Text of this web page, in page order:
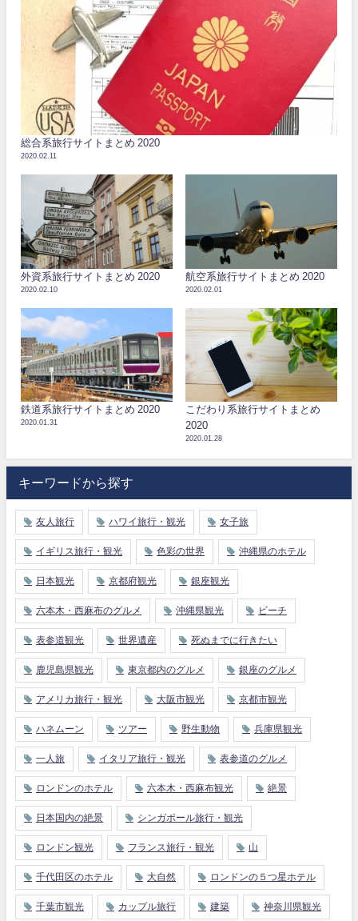
総合系旅行サイトまとめ 2020
2020.02.11
外資系旅行サイトまとめ 2020
2020.02.10
航空系旅行サイトまとめ 2020
2020.02.01
鉄道系旅行サイトまとめ 2020
2020.01.31
こだわり系旅行サイトまとめ
2020
2020.01.28
キーワードから探す
友人旅行 ハワイ旅行・観光 女子旅
イギリス旅行・観光 色彩の世界 沖縄県のホテル
日本観光 京都府観光 銀座観光
六本木・西麻布のグルメ 沖縄県観光 ビーチ
表参道観光 世界遺産 死ぬまでに行きたい
鹿児島県観光 東京都内のグルメ 銀座のグルメ
アメリカ旅行・観光 大阪市観光 京都市観光
ハネムーン ツアー 野生動物 兵庫県観光
一人旅 イタリア旅行・観光 表参道のグルメ
ロンドンのホテル 六本木・西麻布観光 絶景
日本国内の絶景 シンガポール旅行・観光
ロンドン観光 フランス旅行・観光 山
千代田区のホテル 大自然 ロンドンの５つ星ホテル
千葉市観光 カップル旅行 建築 神奈川県観光